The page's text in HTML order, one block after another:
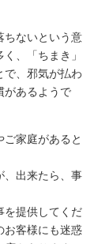
ちないという意
、「ちまき」
で、邪気が払わ
があるようで
家庭があると
、出来たら、事
を提供してくだ
お客様にも迷惑